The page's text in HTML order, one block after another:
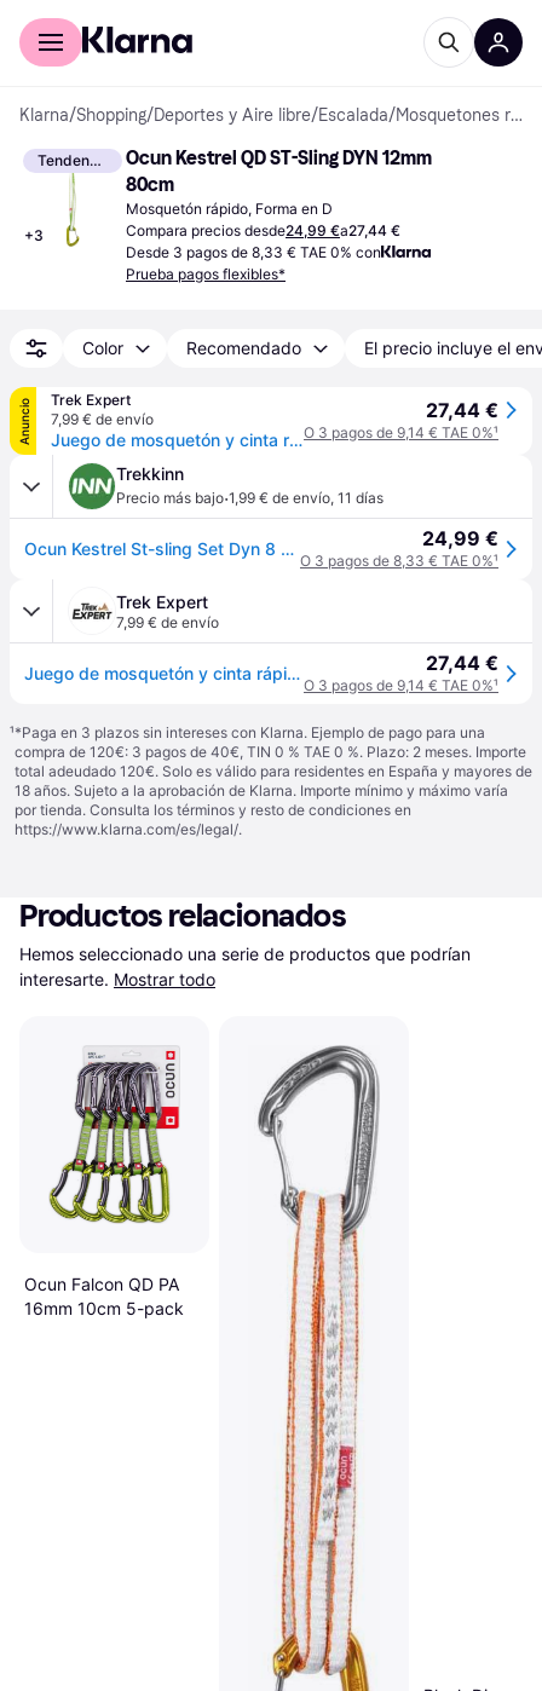
Comprar con Klarna
Klarna/Shopping/Deportes y Aire libre/Escalada/ Mosquetones rápidos
Tendencia
+3
Ocun Kestrel QD ST-Sling DYN 12mm
80cm
Mosquetón rápido, Forma en D
Compara precios desde24,99 €a27,44 €
Desde 3 pagos de 8,33 € TAE 0% con
Prueba pagos flexibles*
Color Recomendado El precio incluye el
Anuncio
Trek Expert
7,99 € de envío
Juego de mosquetón y cinta rápida Ocun Kestrel St-Sling Dyn green - Vert
27,44 €
O 3 pagos de 9,14 € TAE 0%¹
Trekkinn
Precio más bajo·1,99 € de envío, 11 días
Ocun Kestrel St-sling Set Dyn 8 Mm Naranja 80 cm 24,99 €
O 3 pagos de 8,33 € TAE 0%¹
Trek Expert
7,99 € de envío
Juego de mosquetón y cinta rápida Ocun Kestrel St-Sling Dyn green - Vert 27,44 €
O 3 pagos de 9,14 € TAE 0%¹
¹*Paga en 3 plazos sin intereses con Klarna. Ejemplo de pago para una
compra de 120€: 3 pagos de 40€, TIN 0 % TAE 0 %. Plazo: 2 meses. Importe
total adeudado 120€. Solo es válido para residentes en España y mayores de
18 años. Sujeto a la aprobación de Klarna. Importe mínimo y máximo varía
por tienda. Consulta los términos y resto de condiciones en
https://www.klarna.com/es/legal/.
Productos relacionados
Hemos seleccionado una serie de productos que podrían
interesarte. Mostrar todo
Ocun Falcon QD PA
16mm 10cm 5-pack